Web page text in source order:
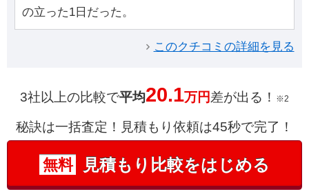
の立った1日だった。
このクチコミの詳細を見る
3社以上の比較で平均20.1万円差が出る！ ※2
秘訣は一括査定！見積もり依頼は45秒で完了！
無料 見積もり比較をはじめる